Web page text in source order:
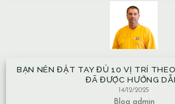
BẠN NÊN ĐẶT TAY ĐỦ 10 VỊ TRÍ THEO
ĐÃ ĐƯỢC HƯỚNG DẪN.
14/12/2025
admin